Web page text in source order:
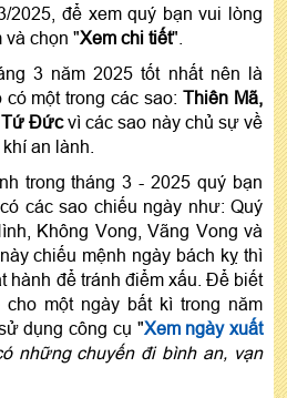
2025, để xem quý bạn vui lòng
và chọn "Xem chi tiết".
3 năm 2025 tốt nhất nên là
có một trong các sao:Thiên Mã,
Tứ Đứcvì các sao này chủ sự về
an lành.
trong tháng 3 - 2025 quý bạn
các sao chiếu ngày như: Quý
Không Vong, Vãng Vong và
chiếu mệnh ngày bách kỵ thì
hành để tránh điểm xấu. Để biết
một ngày bất kì trong năm
dụng công cụ "Xem ngày xuất
những chuyến đi bình an, vạn